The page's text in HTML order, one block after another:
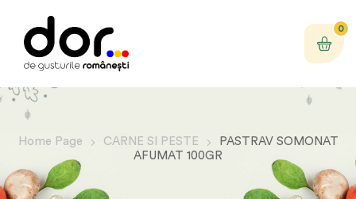
0
Home Page CARNE SI PESTE
PASTRAV SOMONAT
AFUMAT 100GR